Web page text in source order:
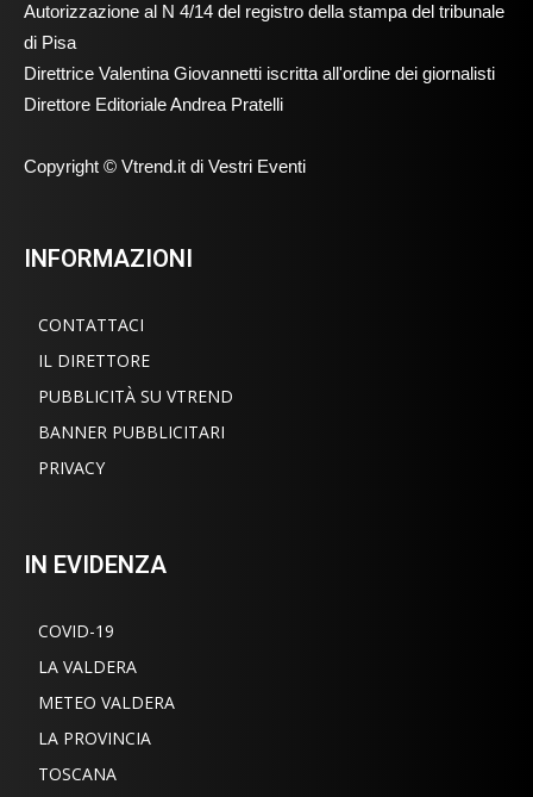
Autorizzazione al N 4/14 del registro della stampa del tribunale
di Pisa
Direttrice Valentina Giovannetti iscritta all'ordine dei giornalisti
Direttore Editoriale Andrea Pratelli
Copyright © Vtrend.it di Vestri Eventi
INFORMAZIONI
CONTATTACI
IL DIRETTORE
PUBBLICITÀ SU VTREND
BANNER PUBBLICITARI
PRIVACY
IN EVIDENZA
COVID-19
LA VALDERA
METEO VALDERA
LA PROVINCIA
TOSCANA